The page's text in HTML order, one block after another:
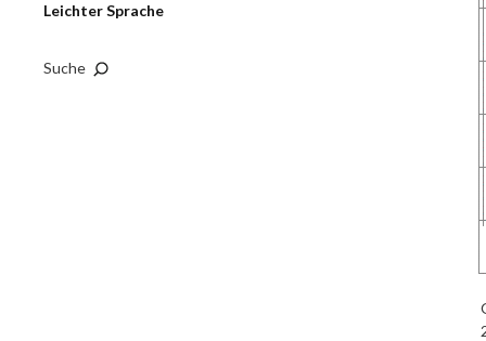
Leichter Sprache
Suche